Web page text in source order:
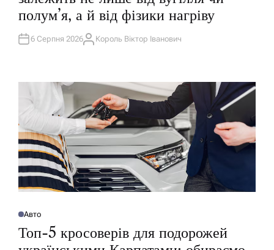
І
К
У
А
Т
полум’я, а й від фізики нагріву
6 Серпня 2026А
Король Віктор Іванович
О
У
Авто
Топ-5 кросоверів для подорожей